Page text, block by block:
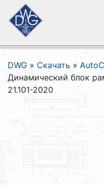
DWG » Скачать »
Динамический блок
21.101-2020